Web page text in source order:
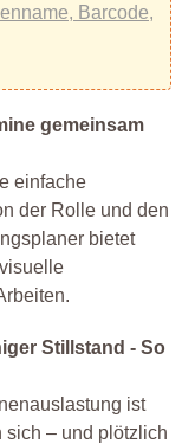
Barcode,
gemeinsam
einfache
der Rolle und den
bietet
Stillstand - So
ist
sich – und plötzlich